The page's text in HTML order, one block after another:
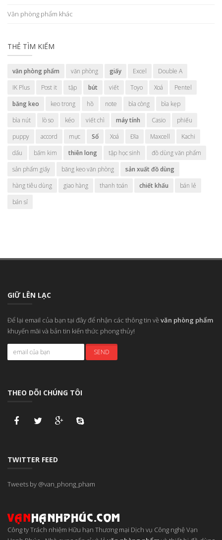
Văn phòng phẩm khác
THẺ TÌM KIẾM
văn phòng phẩm văn phòng giấy Excel
Double A
IK Plus
Post it tập bút viết Toyo Xoá
Pentel
băng keo
keo trong hồ note bìa còng
bìa kẹp
bìa nút
lò so kéo viết chì máy tính Casio
phiếu
puppy
accord mực Sổ Xoá Đĩa Maxcell
Kachi
dấu
bấm kim thiên long tập học sinh
đồ dùng văn phẩm
sản phẩm giấy
băng keo văn phòng
sản xuất đồ dùng
hàng tiêu dùng
giao hàng thanh toán chiết khấu
bán lẻ
bán sỉ
GIỮ LÊN LẠC
Để lại email của bạn tại đây để nhận các thông tin vềvăn phòng phẩm
khuyến mãi và bản tin kiến thức phong thủy!
THEO DÕI CHÚNG TÔI
TWITTER FEED
Tweets by @van_phong_pham
Công ty Trách nhiệm Hữu hạn Thương mại Dịch vụ Công nghệ Vạn